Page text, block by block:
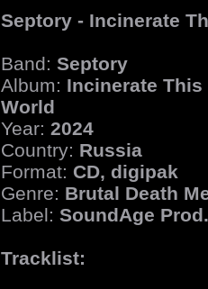
Septory - Incinerate
Band: Septory
Album: Incinerate This
World
Year: 2024
Country: Russia
Format: CD, digipak
Genre: Brutal Death
Label: SoundAge Prod.
Tracklist: